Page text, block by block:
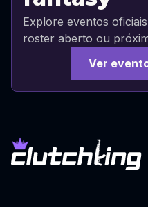
Explore eventos
roster aberto ou
Ver